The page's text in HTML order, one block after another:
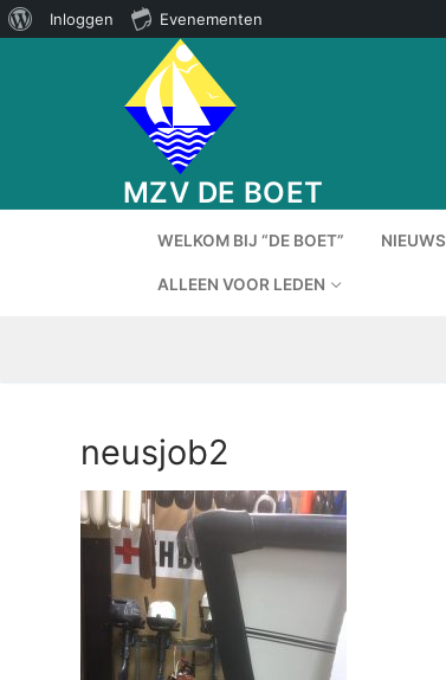
Over
Inloggen Evenementen
MZV DE BOET
WELKOM BIJ “DE BOET” NIEUWS
ALLEEN VOOR LEDEN
neusjob2